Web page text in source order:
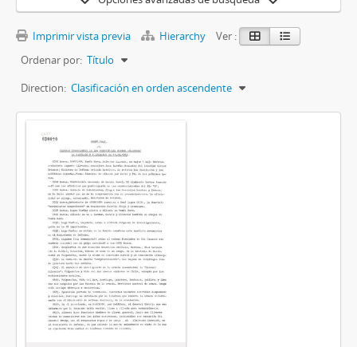
Imprimir vista previa Hierarchy
Ver :
Ordenar por: Título
Direction: Clasificación en orden ascendente